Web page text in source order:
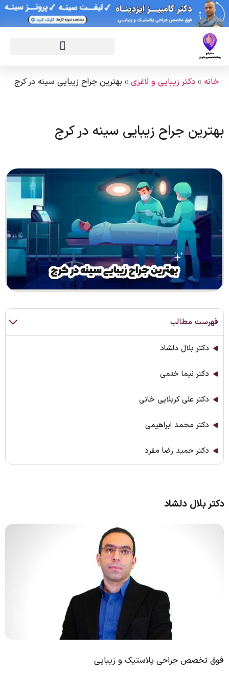
خانه » دکتر زیبایی و لاغری » بهترین جراح زیبایی سینه در کرج
بهترین جراح زیبایی سینه در کرج
فهرست مطالب
دکتر بلال دلشاد
دکتر نیما ختمی
دکتر علی کربلایی خانی
دکتر محمد ابراهیمی
دکتر حمید رضا مفرد
دکتر بلال دلشاد
فوق تخصص جراحی پلاستیک و زیبایی